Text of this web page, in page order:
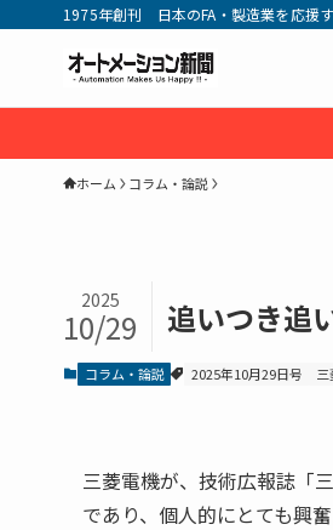
1975年創刊 日本のFA・製造業を応援
ホーム コラム・論説
追いつき追
2025
10/29
コラム・論説 2025年10月29日号
三菱電機が、技術広報誌「
であり、個人的にとても興